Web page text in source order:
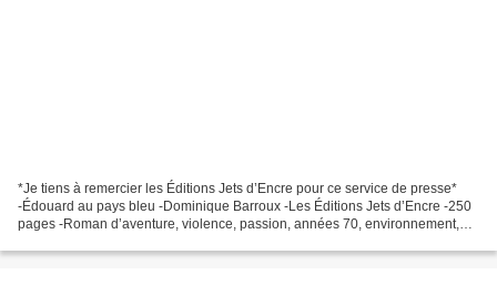
*Je tiens à remercier les Éditions Jets d’Encre pour ce service de presse*
-Édouard au pays bleu -Dominique Barroux -Les Éditions Jets d’Encre -250
pages -Roman d’aventure, violence, passion, années 70, environnement,